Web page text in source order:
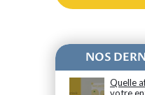
NOS
Quelle
votre